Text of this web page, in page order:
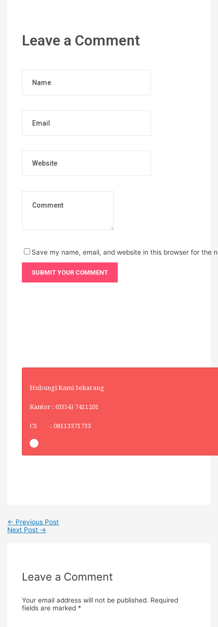
Leave a Comment
Save my name, email, and website in this browser for the
Hubungi Kami Sekarang
Kantor : (0354) 7411201
CS : 08113371733
← Previous Post
Next Post →
Leave a Comment
Your email address will not be published. Required
fields are marked *